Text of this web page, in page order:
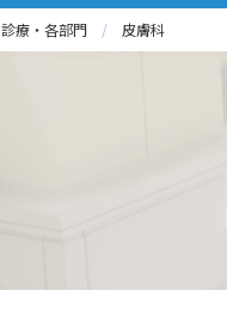
診療・各部門 皮膚科